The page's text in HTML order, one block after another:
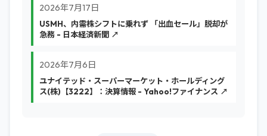
2026年7月17日
USMH、内需株シフトに乗れず 「出血セール」脱却が
急務 - 日本経済新聞 ↗
2026年7月6日
ユナイテッド・スーパーマーケット・ホールディング
ス(株)【3222】：決算情報 - Yahoo!ファイナンス ↗